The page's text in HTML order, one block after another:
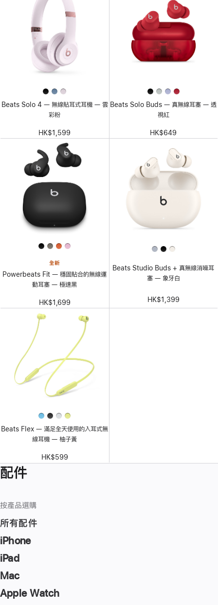
Beats Solo 4 — 無線貼耳式耳機 — 雲
彩粉
HK$1,599
Beats Solo Buds — 真無線耳塞 — 透
視紅
HK$649
全新
Powerbeats Fit — 穩固貼合的無線運
動耳塞 — 極速黑
HK$1,699
Beats Studio Buds + 真無線消噪耳
塞 — 象牙白
HK$1,399
Beats Flex — 滿足全天使用的入耳式無
線耳機 — 柚子黃
HK$599
配件
按產品選購
所有配件
iPhone
iPad
Mac
Apple Watch